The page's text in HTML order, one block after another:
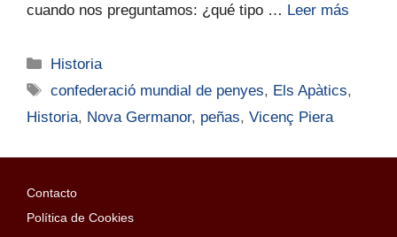
cuando nos preguntamos: ¿qué tipo … Leer más
Historia
confederació mundial de penyes, Els Apàtics,
Historia, Nova Germanor, peñas, Vicenç Piera
Contacto
Política de Cookies